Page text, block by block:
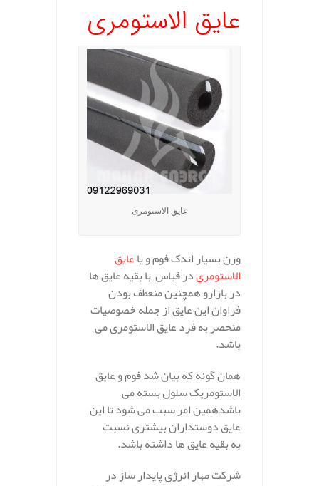
عایق الاستومری
عایق الاستومری
وزن بسیار اندک فوم و یاعایق
الاستومریدر قیاس با بقیه عایق ها
در بازارو همچنین منعطف بودن
فراوان این عایق از جمله خصوصیات
منحصر به فرد عایق الاستومری می
باشد.
همان گونه که بیان شد فوم و عایق
الاستومریک سلول بسته می
باشدهمین امر سبب می شود تا این
عایق دوستداران بیشتری نسبت
به بقیه عایق ها داشته باشد.
شرکت مهار انرژی پایدار ساز در